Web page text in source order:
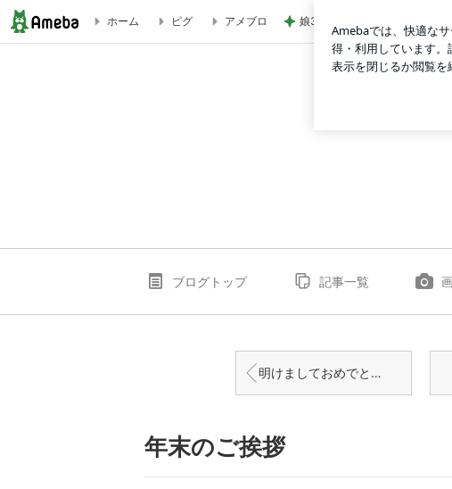
ホーム ピグ アメブロ 娘3人と孫姫との嬉しい女子会
ブログトップ 記事一覧
明けましておめでとうございます!!
年末のご挨拶